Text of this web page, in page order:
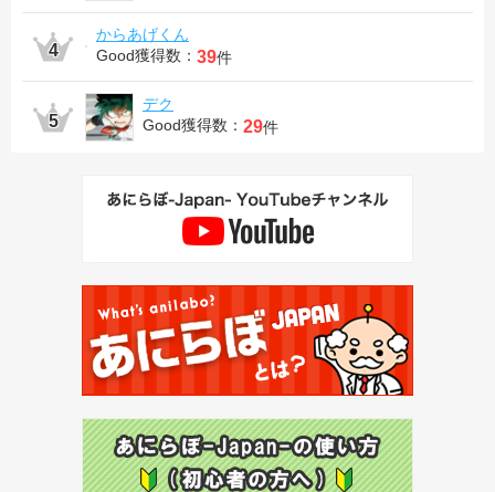
からあげくん
Good獲得数： 39件
デク
Good獲得数： 29件